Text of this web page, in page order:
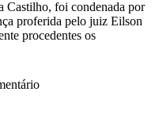
Castilho, foi condenada por
proferida pelo juiz Eilson
procedentes os